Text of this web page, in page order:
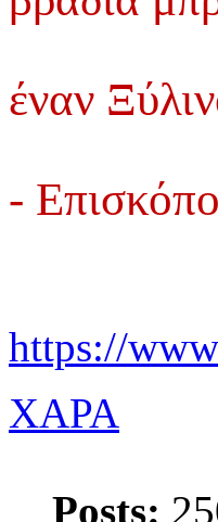
έναν
-
https://
XAPA
Posts: